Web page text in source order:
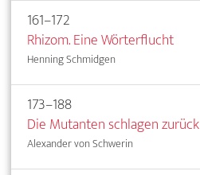
161–172
Rhizom. Eine Wörterflucht
Henning Schmidgen
173–188
Die Mutanten schlagen zurück
Alexander von Schwerin